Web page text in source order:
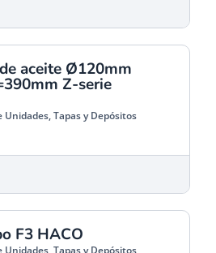
aceite Ø120mm
Z-serie
Unidades, Tapas y Depósitos
F3 HACO
Unidades, Tapas y Depósitos